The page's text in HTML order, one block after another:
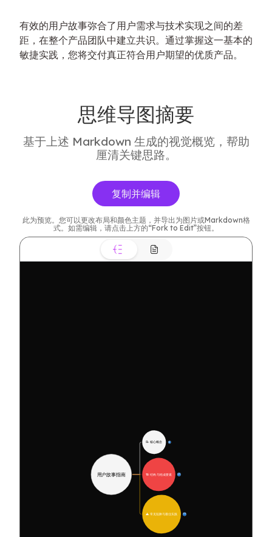
有效的用户故事弥合了用户需求与技术实现之间的差
距，在整个产品团队中建立共识。通过掌握这一基本的
敏捷实践，您将交付真正符合用户期望的优质产品。
思维导图摘要
基于上述 Markdown 生成的视觉概览，帮助
厘清关键思路。
复制并编辑
此为预览。您可以更改布局和颜色主题，并导出为图片或Markdown格
式。如需编辑，请点击上方的“Fork to Edit”按钮。
📝 核心概念 8
🏗️ 结构与组成要素 19
⚠️ 常见陷阱与最佳实践
用户故事指南